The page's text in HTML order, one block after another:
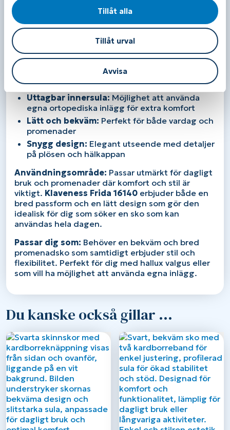
Tillåt alla
Tillåt urval
Avvisa
Skinn och textil för extra komfort
Innersula:Uttagbar med lätt svikt
Gummi för bra grepp och hållbarhet
Fördelar:
Idealisk för bredare fötter och
för dig med hallux valgus
Uttagbar innersula: Möjlighet att använda
egna ortopediska inlägg för extra komfort
Lätt och bekväm: Perfekt för både vardag och
promenader
Snygg design: Elegant utseende med detaljer
på plösen och hälkappan
Användningsområde: Passar utmärkt för dagligt
bruk och promenader där komfort och stil är
viktigt. Klaveness Frida 16140 erbjuder både en
bred passform och en lätt design som gör den
idealisk för dig som söker en sko som kan
användas hela dagen.
Passar dig som: Behöver en bekväm och bred
promenadsko som samtidigt erbjuder stil och
flexibilitet. Perfekt för dig med hallux valgus eller
som vill ha möjlighet att använda egna inlägg.
Du kanske också gillar …